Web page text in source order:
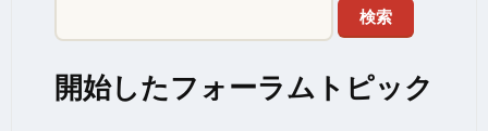
開始したフォーラムトピック